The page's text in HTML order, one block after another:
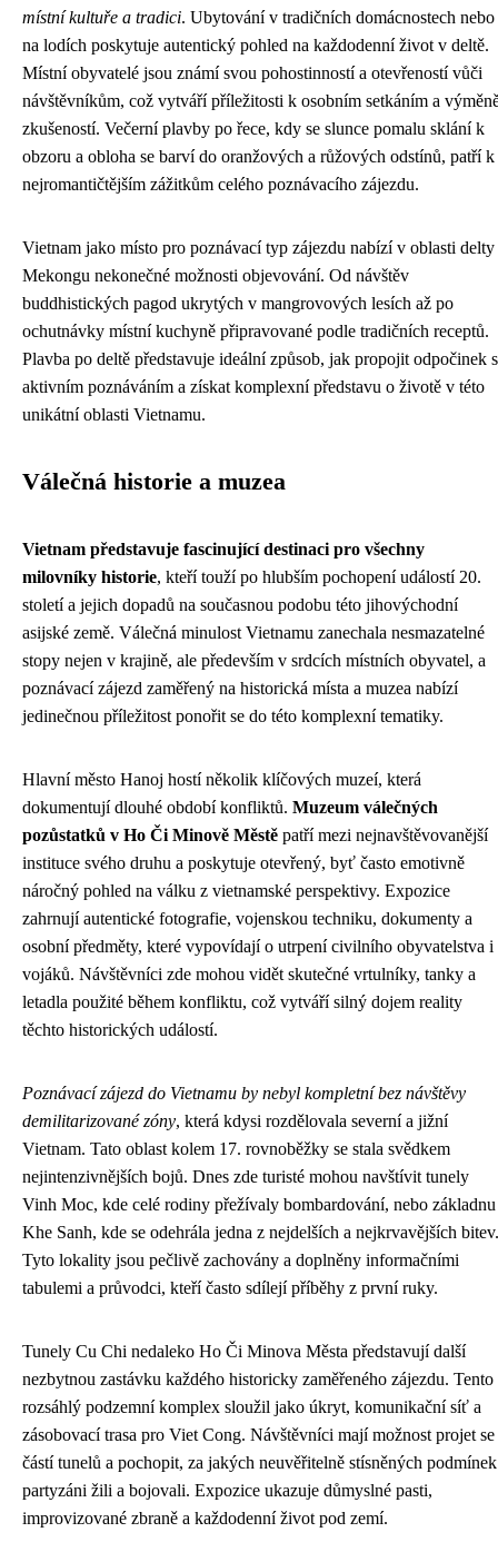
místní kultuře a tradici. Ubytování v tradičních domácnostech nebo
na lodích poskytuje autentický pohled na každodenní život v deltě.
Místní obyvatelé jsou známí svou pohostinností a otevřeností vůči
návštěvníkům, což vytváří příležitosti k osobním setkáním a
zkušeností. Večerní plavby po řece, kdy se slunce pomalu sklání k
obzoru a obloha se barví do oranžových a růžových odstínů, patří k
nejromantičtějším zážitkům celého poznávacího zájezdu.
Vietnam jako místo pro poznávací typ zájezdu nabízí v oblasti delty
Mekongu nekonečné možnosti objevování. Od návštěv
buddhistických pagod ukrytých v mangrovových lesích až po
ochutnávky místní kuchyně připravované podle tradičních receptů.
Plavba po deltě představuje ideální způsob, jak propojit odpočinek s
aktivním poznáváním a získat komplexní představu o životě v této
unikátní oblasti Vietnamu.
Válečná historie a muzea
Vietnam představuje fascinující destinaci pro všechny
milovníky historie, kteří touží po hlubším pochopení událostí 20.
století a jejich dopadů na současnou podobu této jihovýchodní
asijské země. Válečná minulost Vietnamu zanechala nesmazatelné
stopy nejen v krajině, ale především v srdcích místních obyvatel, a
poznávací zájezd zaměřený na historická místa a muzea nabízí
jedinečnou příležitost ponořit se do této komplexní tematiky.
Hlavní město Hanoj hostí několik klíčových muzeí, která
dokumentují dlouhé období konfliktů. Muzeum válečných
pozůstatků v Ho Či Minově Městě patří mezi nejnavštěvovanější
instituce svého druhu a poskytuje otevřený, byť často emotivně
náročný pohled na válku z vietnamské perspektivy. Expozice
zahrnují autentické fotografie, vojenskou techniku, dokumenty a
osobní předměty, které vypovídají o utrpení civilního obyvatelstva i
vojáků. Návštěvníci zde mohou vidět skutečné vrtulníky, tanky a
letadla použité během konfliktu, což vytváří silný dojem reality
těchto historických událostí.
Poznávací zájezd do Vietnamu by nebyl kompletní bez návštěvy
demilitarizované zóny, která kdysi rozdělovala severní a jižní
Vietnam. Tato oblast kolem 17. rovnoběžky se stala svědkem
nejintenzivnějších bojů. Dnes zde turisté mohou navštívit tunely
Vinh Moc, kde celé rodiny přežívaly bombardování, nebo základnu
Khe Sanh, kde se odehrála jedna z nejdelších a nejkrvavějších bitev.
Tyto lokality jsou pečlivě zachovány a doplněny informačními
tabulemi a průvodci, kteří často sdílejí příběhy z první ruky.
Tunely Cu Chi nedaleko Ho Či Minova Města představují další
nezbytnou zastávku každého historicky zaměřeného zájezdu. Tento
rozsáhlý podzemní komplex sloužil jako úkryt, komunikační síť a
zásobovací trasa pro Viet Cong. Návštěvníci mají možnost projet se
částí tunelů a pochopit, za jakých neuvěřitelně stísněných podmínek
partyzáni žili a bojovali. Expozice ukazuje důmyslné pasti,
improvizované zbraně a každodenní život pod zemí.